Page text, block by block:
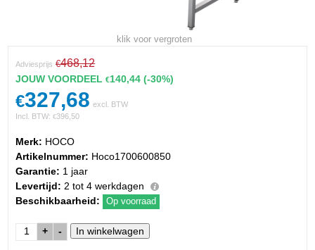
klik voor vergroten
Adviesprijs €468,12
JOUW VOORDEEL€140,44 (-30%)
€327,68 excl. BTW
Incl. BTW:€396,50
Merk: HOCO
Artikelnummer: Hoco1700600850
Garantie: 1 jaar
Levertijd: 2 tot 4 werkdagen
Beschikbaarheid:
Op voorraad
+ -